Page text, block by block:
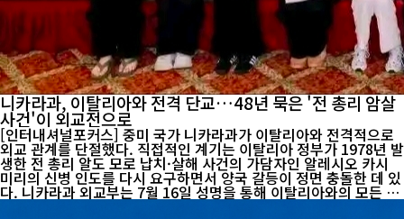
니카라과, 이탈리아와 전격 단교…48년 묵은 '전 총리 암살
사건'이 외교전으로
[인터내셔널포커스] 중미 국가 니카라과가 이탈리아와 전격적으로
외교 관계를 단절했다. 직접적인 계기는 이탈리아 정부가 1978년 발
생한 전 총리 알도 모로 납치·살해 사건의 가담자인 알레시오 카시
미리의 신병 인도를 다시 요구하면서 양국 갈등이 정면 충돌한 데 있
다. 니카라과 외교부는 7월 16일 성명을 통해 이탈리아와의 모든 외
교 관계를 종료한다고 발표했다. 성명은 이탈리아 정부가 니카라과